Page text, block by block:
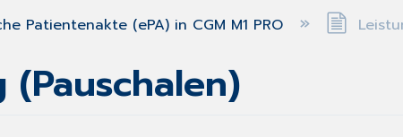
Patientenakte (ePA) in CGM M1 PRO